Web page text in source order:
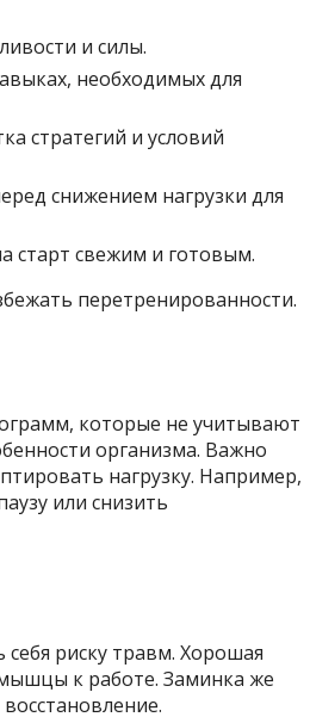
и силы.
необходимых для
стратегий и условий
снижением нагрузки для
старт свежим и готовым.
перетренированности.
которые не учитывают
организма. Важно
нагрузку. Например,
или снизить
риску травм. Хорошая
к работе. Заминка же